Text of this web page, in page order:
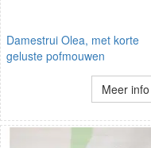
Damestrui Olea, met korte
geluste pofmouwen
Meer info